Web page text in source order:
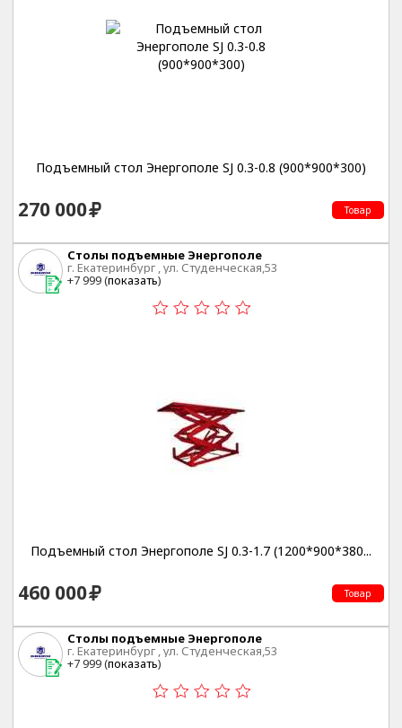
Подъемный стол Энергополе SJ 0.3-0.8 (900*900*300)
270 000 Товар
Столы подъемные Энергополе
г. Екатеринбург , ул. Студенческая,53
+7 999 (показать)
Подъемный стол Энергополе SJ 0.3-1.7 (1200*900*380...
460 000 Товар
Столы подъемные Энергополе
г. Екатеринбург , ул. Студенческая,53
+7 999 (показать)